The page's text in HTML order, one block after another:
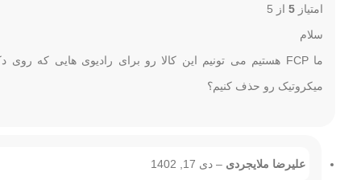
امتیاز 5 از 5
سلام
میکروتیک رو حذف کنیم؟
علیرضا ملایجردی – دی 17, 1402